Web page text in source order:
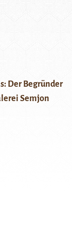
Der Begründer
Semjon